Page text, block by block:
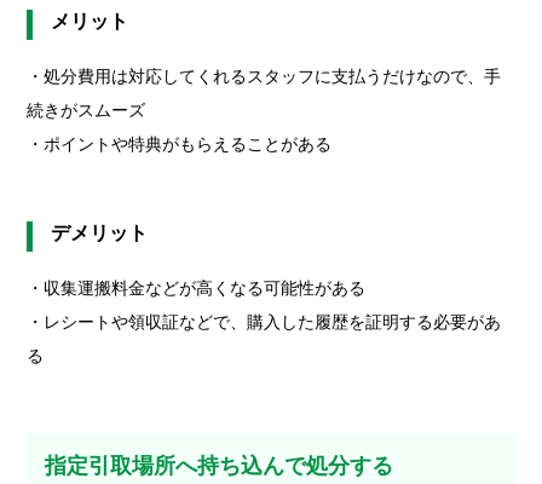
メリット
・処分費用は対応してくれるスタッフに支払うだけなので、手
続きがスムーズ
・ポイントや特典がもらえることがある
デメリット
・収集運搬料金などが高くなる可能性がある
・レシートや領収証などで、購入した履歴を証明する必要があ
る
指定引取場所へ持ち込んで処分する